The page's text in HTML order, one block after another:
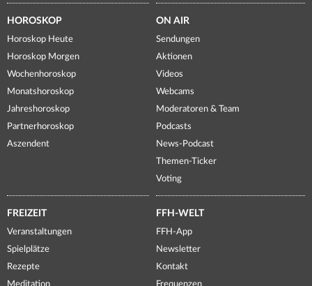
HOROSKOP
Horoskop Heute
Horoskop Morgen
Wochenhoroskop
Monatshoroskop
Jahreshoroskop
Partnerhoroskop
Aszendent
ON AIR
Sendungen
Aktionen
Videos
Webcams
Moderatoren & Team
Podcasts
News-Podcast
Themen-Ticker
Voting
FREIZEIT
Veranstaltungen
Spielplätze
Rezepte
Meditation
FFH-WELT
FFH-App
Newsletter
Kontakt
Frequenzen